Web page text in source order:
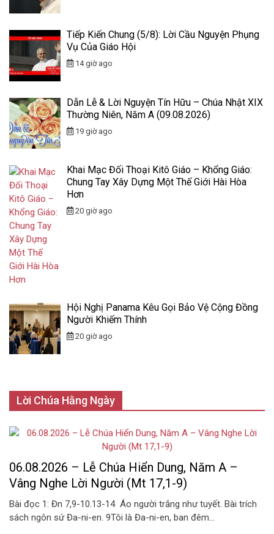
Tiếp Kiến Chung (5/8): Lời Cầu Nguyện Phụng
Vụ Của Giáo Hội
14 giờ ago
Dẫn Lễ & Lời Nguyện Tín Hữu – Chúa Nhật XIX
Thường Niên, Năm A (09.08.2026)
19 giờ ago
Khai Mạc Đối Thoại Kitô Giáo – Khổng Giáo:
Chung Tay Xây Dựng Một Thế Giới Hài Hòa
Hơn
20 giờ ago
Hội Nghị Panama Kêu Gọi Bảo Vệ Cộng Đồng
Người Khiếm Thính
20 giờ ago
Lời Chúa Hằng Ngày
06.08.2026 – Lễ Chúa Hiển Dung, Năm A –
Vâng Nghe Lời Người (Mt 17,1-9)
Bài đọc 1: Đn 7,9-10.13-14 Áo người trắng như tuyết. Bài trích
sách ngôn sứ Đa-ni-en. 9Tôi là Đa-ni-en, ban đêm...